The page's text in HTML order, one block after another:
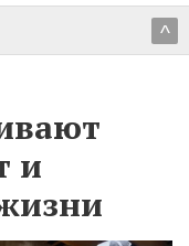
^
и